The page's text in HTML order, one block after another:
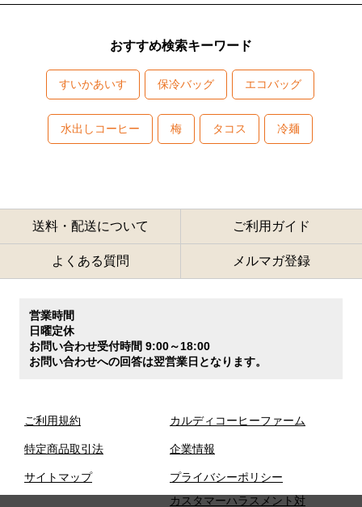
おすすめ検索キーワード
すいかあいす 保冷バッグ エコバッグ
水出しコーヒー 梅 タコス 冷麺
送料・配送について ご利用ガイド
よくある質問 メルマガ登録
営業時間
日曜定休
お問い合わせ受付時間 9:00～18:00
お問い合わせへの回答は翌営業日となります。
ご利用規約
特定商品取引法
サイトマップ
カルディコーヒーファーム
企業情報
プライバシーポリシー
カスタマーハラスメント対